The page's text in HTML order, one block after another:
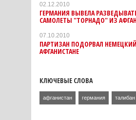
02.12.2010
ГЕРМАНИЯ ВЫВЕЛА
САМОЛЕТЫ "ТОРНАДО" ИЗ
07.10.2010
ПАРТИЗАН ПОДОРВАЛ НЕМЕЦКИЙ
АФГАНИСТАНЕ
КЛЮЧЕВЫЕ СЛОВА
афганистан германия талибан